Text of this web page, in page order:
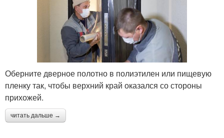
Оберните дверное полотно в полиэтилен или пищевую
пленку так, чтобы верхний край оказался со стороны
прихожей.
читать дальше →